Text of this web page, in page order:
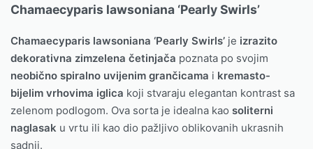
Chamaecyparis lawsoniana ‘Pearly Swirls’
Chamaecyparis lawsoniana ‘Pearly Swirls’ je izrazito
dekorativna zimzelena četinjača poznata po svojim
neobično spiralno uvijenim grančicama i kremasto-
bijelim vrhovima iglica koji stvaraju elegantan kontrast sa
zelenom podlogom. Ova sorta je idealna kao soliterni
naglasak u vrtu ili kao dio pažljivo oblikovanih ukrasnih
sadnji.